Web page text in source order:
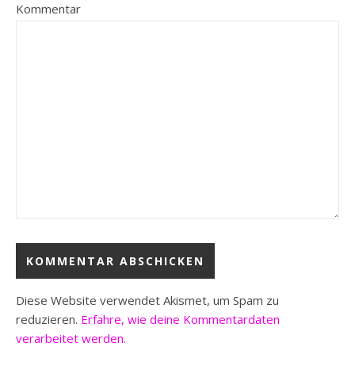
Kommentar
Diese Website verwendet Akismet, um Spam zu
reduzieren. Erfahre, wie deine Kommentardaten
verarbeitet werden.